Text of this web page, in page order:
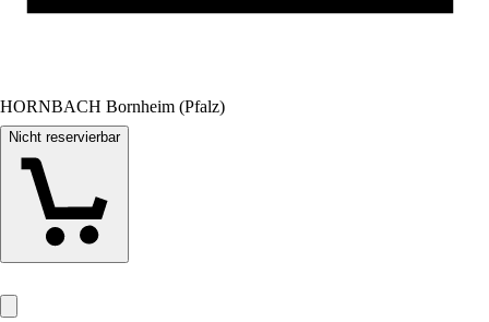
HORNBACH Bornheim (Pfalz)
Nicht reservierbar